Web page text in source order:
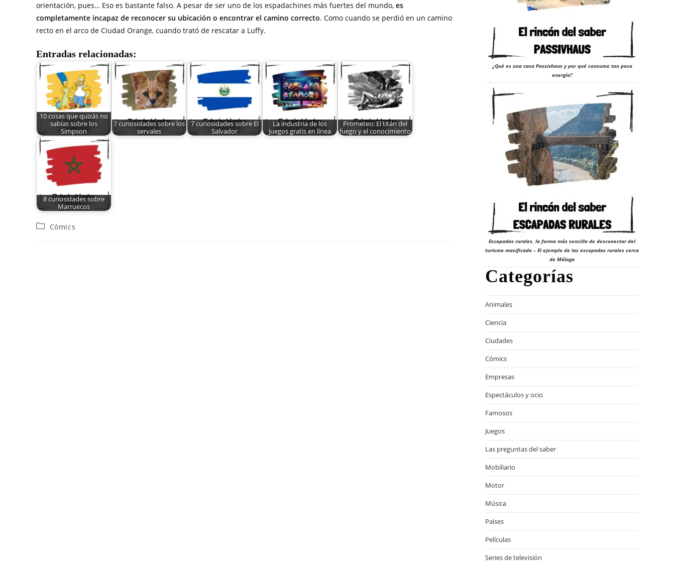
orientación, pues… Eso es bastante falso. A pesar de ser uno de los espadachines más fuertes del mundo, es
completamente incapaz de reconocer su ubicación o encontrar el camino correcto. Como cuando se perdió en un camino
recto en el arco de Ciudad Orange, cuando trató de rescatar a Luffy.
Entradas relacionadas:
10 cosas que quizás no
sabías sobre los
Simpson
7 curiosidades sobre los
servales
7 curiosidades sobre El
Salvador
La industria de los
juegos gratis en línea
Prometeo: El titán del
fuego y el conocimiento
8 curiosidades sobre
Marruecos
Cómics
¿Qué es una casa Passivhaus y por qué consume tan poca
energía?
Escapadas rurales, la forma más sencilla de desconectar del
turismo masificado – El ejemplo de las escapadas rurales cerca
de Málaga
Categorías
Animales
Ciencia
Ciudades
Cómics
Empresas
Espectáculos y ocio
Famosos
Juegos
Las preguntas del saber
Mobiliario
Motor
Música
Países
Películas
Series de televisión